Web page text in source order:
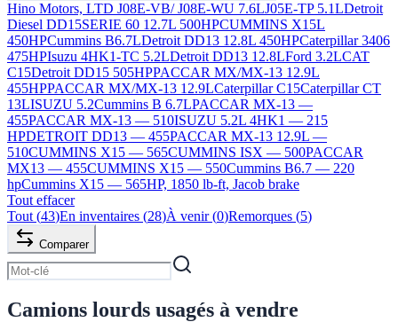
Hino Motors, LTD J08E-VB/ J08E-WU 7.6LJ05E-TP 5.1LDetroit
Diesel DD15SERIE 60 12.7L 500HPCUMMINS X15L
450HPCummins B6.7LDetroit DD13 12.8L 450HPCaterpillar 3406
475HPIsuzu 4HK1-TC 5.2LDetroit DD13 12.8LFord 3.2LCAT
C15Detroit DD15 505HPPACCAR MX/MX-13 12.9L
455HPPACCAR MX/MX-13 12.9LCaterpillar C15Caterpillar CT
13LISUZU 5.2Cummins B 6.7LPACCAR MX-13 —
455PACCAR MX-13 — 510ISUZU 5.2L 4HK1 — 215
HPDETROIT DD13 — 455PACCAR MX-13 12.9L —
510CUMMINS X15 — 565CUMMINS ISX — 500PACCAR
MX13 — 455CUMMINS X15 — 550Cummins B6.7 — 220
hpCummins X15 — 565HP, 1850 lb-ft, Jacob brake
Tout effacer
Tout (43)En inventaires (28)À venir (0)Remorques (5)
Comparer
Camions lourds usagés à vendre